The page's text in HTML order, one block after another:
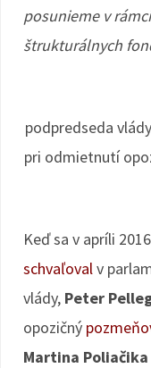
posunieme v
štrukturálnych
podpredseda
pri odmietnutí
Keď sa v apríli
schvaľovalv
vlády, Peter
opozičný
Martina Poliačika